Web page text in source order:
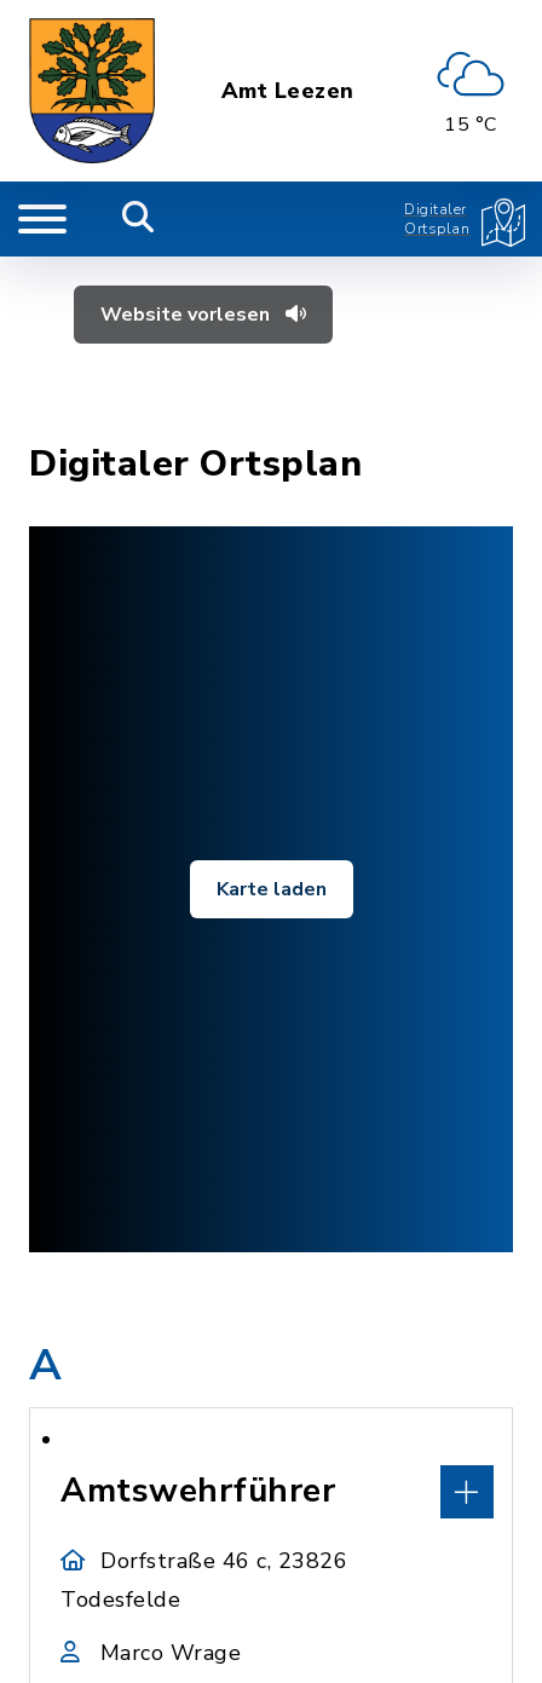
Amt Leezen
15 °C
Digitaler
Ortsplan
Website vorlesen
Digitaler Ortsplan
Karte laden
A
Amtswehrführer
Dorfstraße 46 c, 23826
Todesfelde
Marco Wrage